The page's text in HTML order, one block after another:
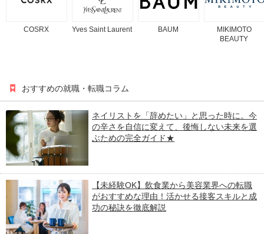
COSRX Yves Saint Laurent BAUM
MIKIMOTO
BEAUTY
おすすめの就職・転職コラム
ネイリストを「辞めたい」と思った時に。今
の辛さを自信に変えて、後悔しない未来を選
ぶための完全ガイド★
【未経験OK】飲食業から美容業界への転職
がおすすめな理由！活かせる接客スキルと成
功の秘訣を徹底解説